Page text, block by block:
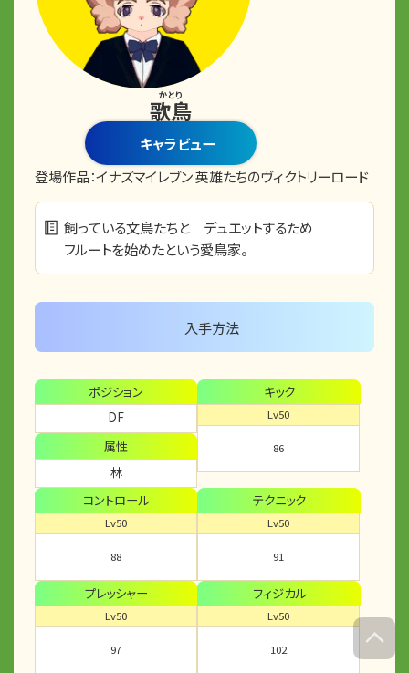
歌鳥
かとり
キャラビュー
登場作品：イナズマイレブン 英雄たちのヴィクトリーロード
飼っている文鳥たちと デュエットするため
フルートを始めたという愛鳥家。
入手方法
ポジション
DF
属性
林
キック
Lv50
86
コントロール
Lv50
88
テクニック
Lv50
91
プレッシャー
Lv50
97
フィジカル
Lv50
102